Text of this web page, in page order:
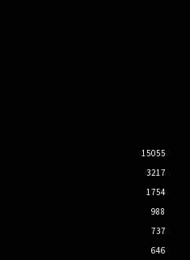
15055
3217
1754
988
737
646